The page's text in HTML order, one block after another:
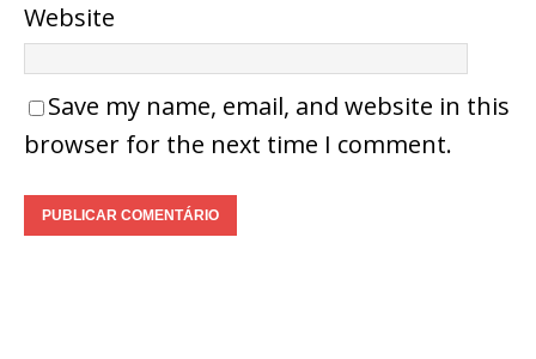
Website
Save my name, email, and website in this
browser for the next time I comment.